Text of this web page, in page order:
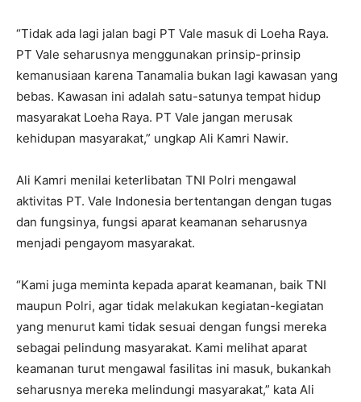
“Tidak ada lagi jalan bagi PT Vale masuk di Loeha Raya.
PT Vale seharusnya menggunakan prinsip-prinsip
kemanusiaan karena Tanamalia bukan lagi kawasan yang
bebas. Kawasan ini adalah satu-satunya tempat hidup
masyarakat Loeha Raya. PT Vale jangan merusak
kehidupan masyarakat,” ungkap Ali Kamri Nawir.
Ali Kamri menilai keterlibatan TNI Polri mengawal
aktivitas PT. Vale Indonesia bertentangan dengan tugas
dan fungsinya, fungsi aparat keamanan seharusnya
menjadi pengayom masyarakat.
“Kami juga meminta kepada aparat keamanan, baik TNI
maupun Polri, agar tidak melakukan kegiatan-kegiatan
yang menurut kami tidak sesuai dengan fungsi mereka
sebagai pelindung masyarakat. Kami melihat aparat
keamanan turut mengawal fasilitas ini masuk, bukankah
seharusnya mereka melindungi masyarakat,” kata Ali